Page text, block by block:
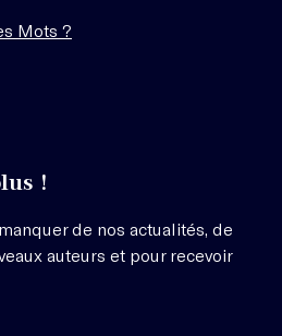
Mots ?
!
de nos actualités, de
auteurs et pour recevoir